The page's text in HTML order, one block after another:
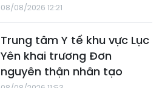
08/08/2026 12:21
Trung tâm Y tế khu vực Lục
Yên khai trương Đơn
nguyên thận nhân tạo